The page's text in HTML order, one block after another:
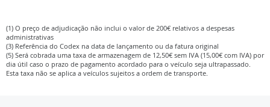
(1) O preço de adjudicação não inclui o valor de 200€ relativos a despesas
administrativas
(3) Referência do Codex na data de lançamento ou da fatura original
(5) Será cobrada uma taxa de armazenagem de 12,50€ sem IVA (15,00€ com IVA) por
dia útil caso o prazo de pagamento acordado para o veículo seja ultrapassado.
Esta taxa não se aplica a veículos sujeitos a ordem de transporte.